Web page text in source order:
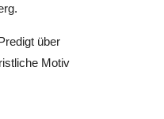
über
Motiv